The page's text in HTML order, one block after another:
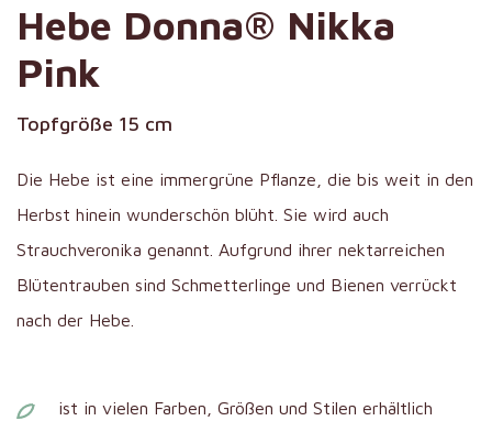
Hebe Donna® Nikka
Pink
Topfgröße 15 cm
Die Hebe ist eine immergrüne Pflanze, die bis weit in den
Herbst hinein wunderschön blüht. Sie wird auch
Strauchveronika genannt. Aufgrund ihrer nektarreichen
Blütentrauben sind Schmetterlinge und Bienen verrückt
nach der Hebe.
ist in vielen Farben, Größen und Stilen erhältlich